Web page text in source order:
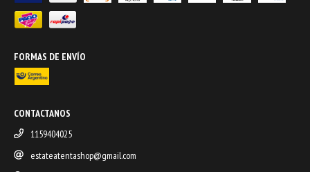
FORMAS DE ENVÍO
CONTACTANOS
1159404025
estateatentashop@gmail.com